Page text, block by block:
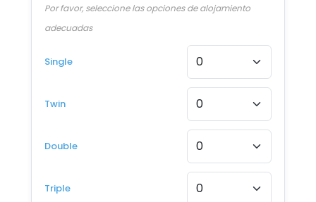
Desde €1.080
15 AGO - 22 AGO 2026
16 AGO - 23 AGO 2026
17 AGO - 24 AGO 2026
Por favor, seleccione las opciones de alojamiento
adecuadas
Single
Twin
Double
Triple